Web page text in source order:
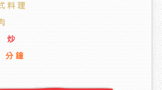
料理
炒
分鐘
料理
醃
分鐘
料理
煎
分鐘
料理
煎
分鐘
料理
分鐘
料理
分鐘
料理
分鐘